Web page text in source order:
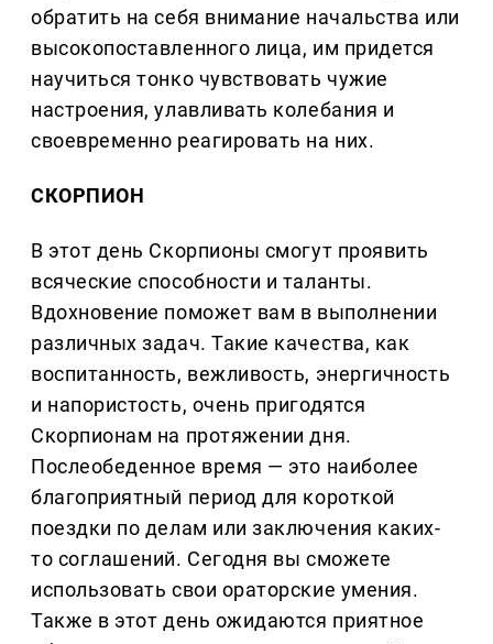
обратить на себя внимание начальства или
высокопоставленного лица, им придется
научиться тонко чувствовать чужие
настроения, улавливать колебания и
своевременно реагировать на них.
СКОРПИОН
В этот день Скорпионы смогут проявить
всяческие способности и таланты.
Вдохновение поможет вам в выполнении
различных задач. Такие качества, как
воспитанность, вежливость, энергичность
и напористость, очень пригодятся
Скорпионам на протяжении дня.
Послеобеденное время — это наиболее
благоприятный период для короткой
поездки по делам или заключения каких-
то соглашений. Сегодня вы сможете
использовать свои ораторские умения.
Также в этот день ожидаются приятное